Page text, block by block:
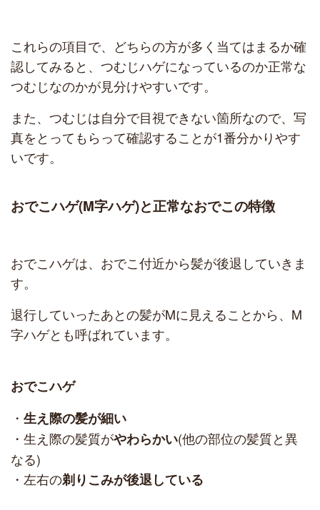
これらの項目で、どちらの方が多く当てはまるか確
認してみると、つむじハゲになっているのか正常な
つむじなのかが見分けやすいです。
また、つむじは自分で目視できない箇所なので、写
真をとってもらって確認することが1番分かりやす
いです。
おでこハゲ(M字ハゲ)と正常なおでこの特徴
おでこハゲは、おでこ付近から髪が後退していきま
す。
退行していったあとの髪がMに見えることから、M
字ハゲとも呼ばれています。
おでこハゲ
・ 生え際の髪が細い
・生え際の髪質がやわらかい(他の部位の髪質と異
なる)
・左右の剃りこみが後退している